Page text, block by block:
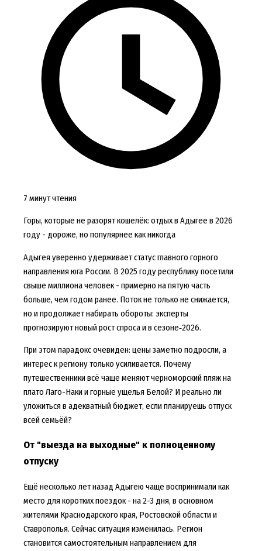
7 минут чтения
Горы, которые не разорят кошелёк: отдых в Адыгее в 2026
году - дороже, но популярнее как никогда
Адыгея уверенно удерживает статус главного горного
направления юга России. В 2025 году республику посетили
свыше миллиона человек - примерно на пятую часть
больше, чем годом ранее. Поток не только не снижается,
но и продолжает набирать обороты: эксперты
прогнозируют новый рост спроса и в сезоне‑2026.
При этом парадокс очевиден: цены заметно подросли, а
интерес к региону только усиливается. Почему
путешественники всё чаще меняют черноморский пляж на
плато Лаго-Наки и горные ущелья Белой? И реально ли
уложиться в адекватный бюджет, если планируешь отпуск
всей семьёй?
От "выезда на выходные" к полноценному
отпуску
Ещё несколько лет назад Адыгею чаще воспринимали как
место для коротких поездок - на 2-3 дня, в основном
жителями Краснодарского края, Ростовской области и
Ставрополья. Сейчас ситуация изменилась. Регион
становится самостоятельным направлением для